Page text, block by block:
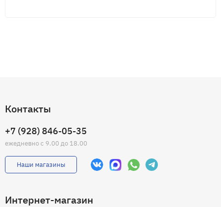
Контакты
+7 (928) 846-05-35
ежедневно с 9.00 до 18.00
Наши магазины
Интернет-магазин